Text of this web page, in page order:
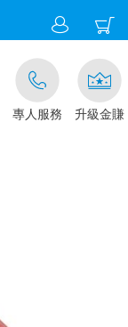
專人服務 升級金賺